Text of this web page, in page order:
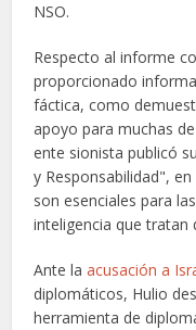
NSO.
Respecto al informe
proporcionado
fáctica, como
apoyo para muchas
ente sionista publicó
y Responsabilidad",
son esenciales para
inteligencia que tratan
Ante laacusación a
diplomáticos, Hulio
herramienta de